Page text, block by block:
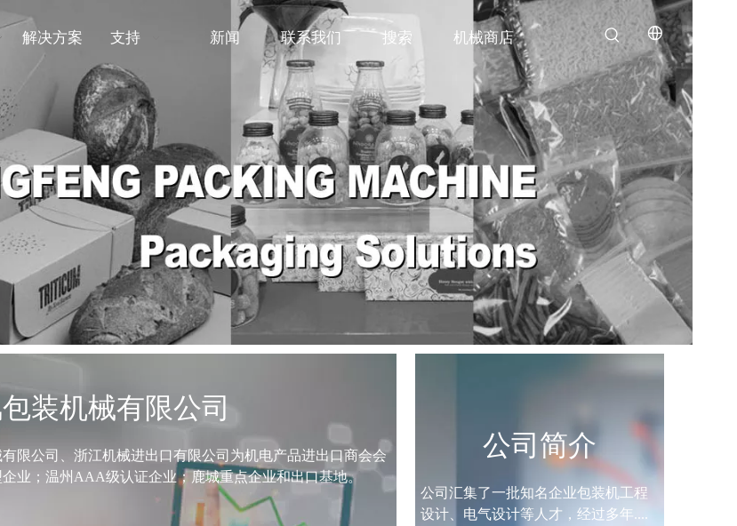
解决方案 支持 新闻 联系我们 搜索 机械商店
装机械有限公司
限公司、浙江机械进出口有限公司为机电产品进出口商会会
业；温州AAA级认证企业；鹿城重点企业和出口基地。
公司简介
公司汇集了一批知名企业包装机工程
设计、电气设计等人才，经过多年....